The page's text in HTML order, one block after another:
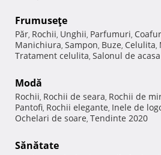
Frumuseţe
Păr, Rochii, Unghii, Parfumuri,
Manichiura, Sampon, Buze, Celulita,
Tratament celulita, Salonul de acasa
Modă
Rochii, Rochii de seara, Rochii de
Pantofi, Rochii elegante, Inele de
Ochelari de soare, Tendinte 2020
Sănătate